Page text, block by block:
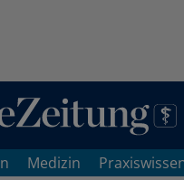
Medizin